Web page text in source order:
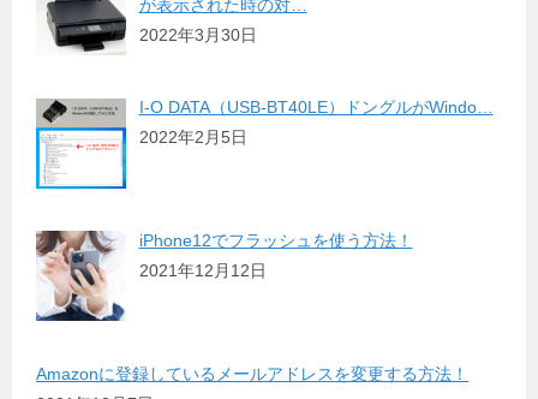
が表示された時の対…
2022年3月30日
I-O DATA（USB-BT40LE）ドングルがWindo…
2022年2月5日
iPhone12でフラッシュを使う方法！
2021年12月12日
Amazonに登録しているメールアドレスを変更する方法！